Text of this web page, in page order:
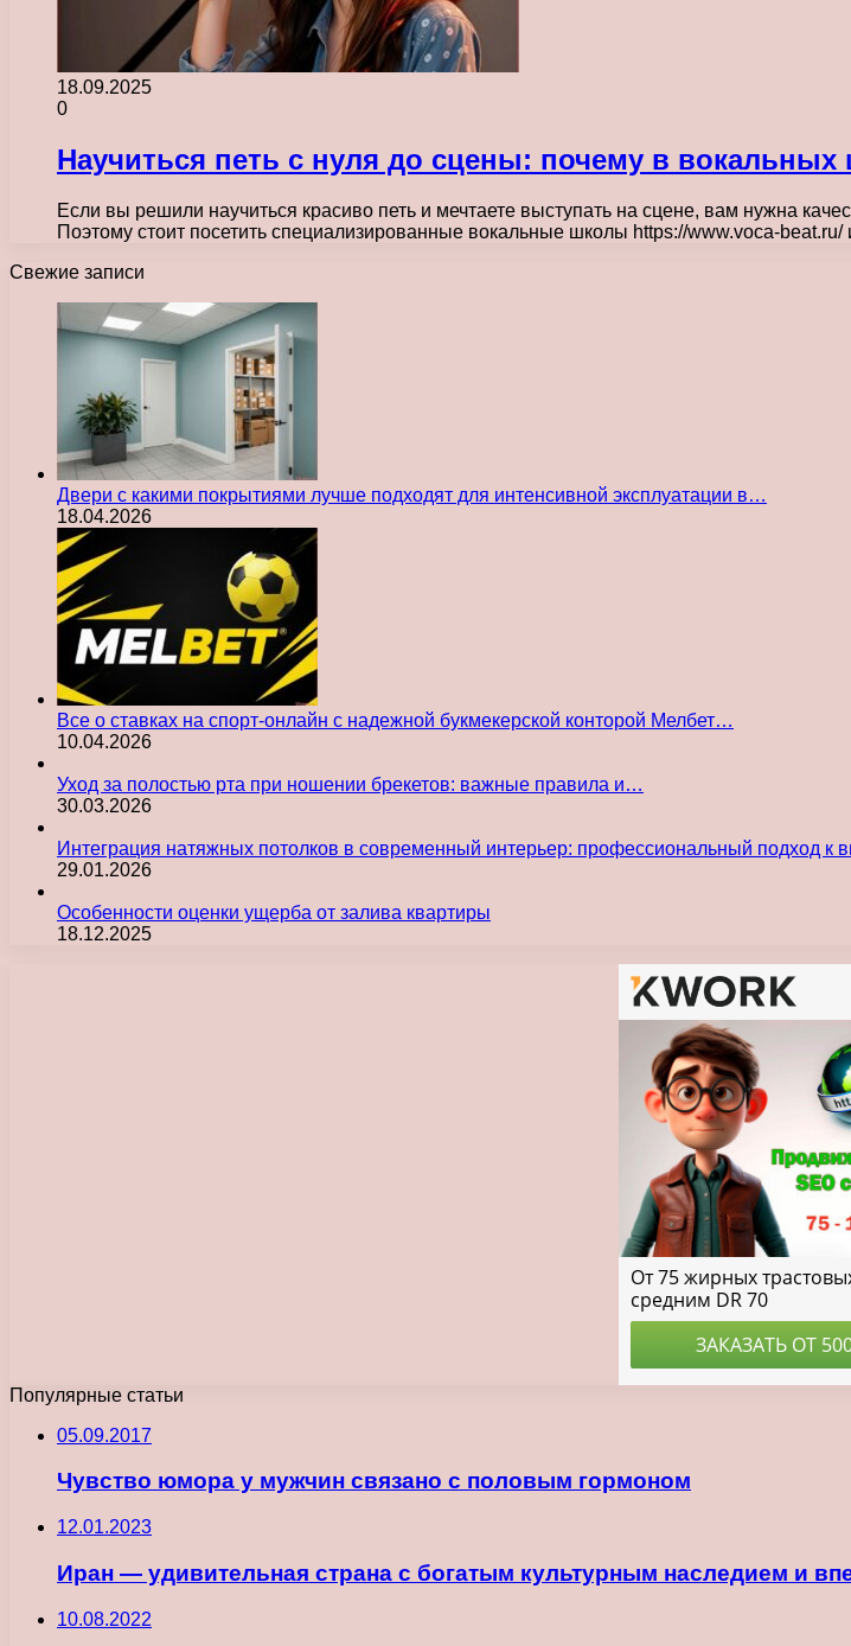
18.09.2025
0
Научиться петь с нуля до сцены: почему в вокальных
Если вы решили научиться красиво петь и мечтаете выступать на сцене, вам нужна
Поэтому стоит посетить специализированные вокальные школы https://www.voca-
Свежие записи
Двери с какими покрытиями лучше подходят для интенсивной эксплуатации в…
18.04.2026
Все о ставках на спорт-онлайн с надежной букмекерской конторой Мелбет…
10.04.2026
Уход за полостью рта при ношении брекетов: важные правила и…
30.03.2026
Интеграция натяжных потолков в современный интерьер: профессиональный подход к
29.01.2026
Особенности оценки ущерба от залива квартиры
18.12.2025
Популярные статьи
05.09.2017
Чувство юмора у мужчин связано с половым гормоном
12.01.2023
Иран — удивительная страна с богатым культурным наследием и
10.08.2022